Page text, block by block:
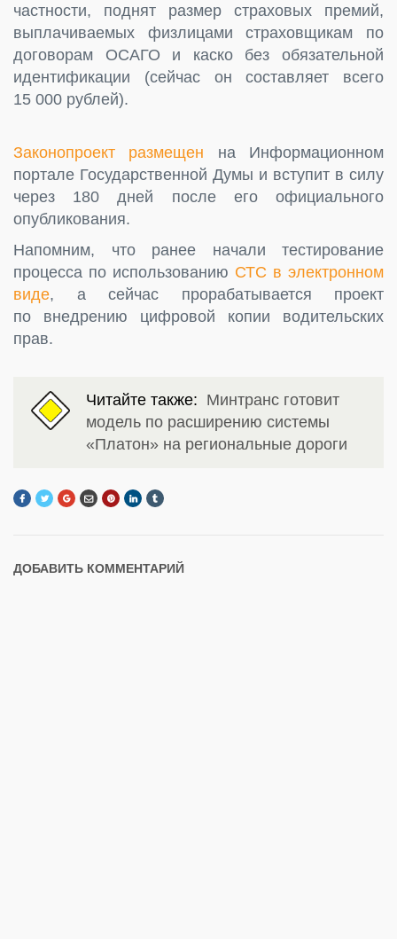
частности, поднят размер страховых премий,
выплачиваемых физлицами страховщикам по
договорам ОСАГО и каско без обязательной
идентификации (сейчас он составляет всего
15 000 рублей).
Законопроект размещен на Информационном
портале Государственной Думы и вступит в силу
через 180 дней после его официального
опубликования.
Напомним, что ранее начали тестирование
процесса по использованию СТС в электронном
виде, а сейчас прорабатывается проект
по внедрению цифровой копии водительских
прав.
Читайте также: Минтранс готовит
модель по расширению системы
«Платон» на региональные дороги
ДОБАВИТЬ КОММЕНТАРИЙ